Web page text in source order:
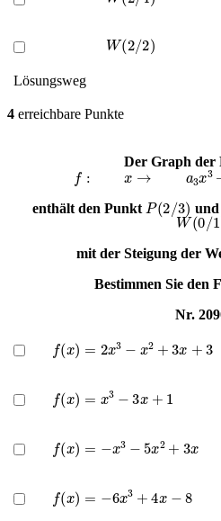
W(2 /2)
Lösungsweg
4 erreichbare Punkte
Der Graph der
:x→a3x3+ a2x
enthält den Punkt P (2 3) und
W(0/1
mit der Steigung der
Bestimmen Sie den
Nr.
f( =2 x3 2+ 3 x
(x 3 3x 1
(x 3 x + 3
( 6x 3 + x